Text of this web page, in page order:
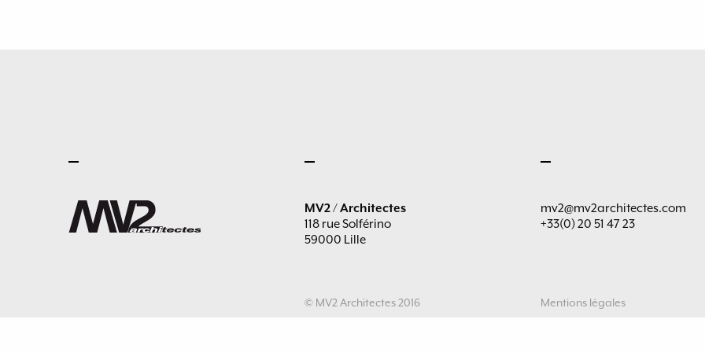
MV2 / Architectes
118 rue Solférino
59000 Lille
mv2@mv2architectes.com
+33(0) 20 51 47 23
© MV2 Architectes 2016 Mentions légales